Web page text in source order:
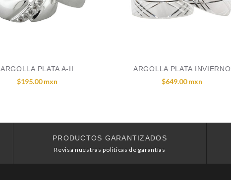
ARGOLLA PLATA A-II
$195.00 mxn
ARGOLLA PLATA INVIERNO
$649.00 mxn
PRODUCTOS GARANTIZADOS
Revisa nuestras politicas de garantías